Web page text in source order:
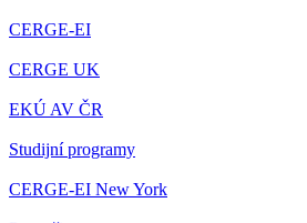
CERGE-EI
CERGE UK
EKÚ AV ČR
Studijní programy
CERGE-EI New York